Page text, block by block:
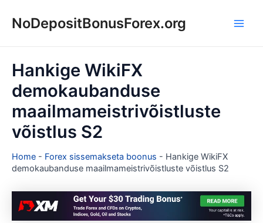
NoDepositBonusForex.org
Hankige WikiFX
demokaubanduse
maailmameistrivõistluste
võistlus S2
Home - Forex sissemakseta boonus - Hankige WikiFX
demokaubanduse maailmameistrivõistluste võistlus S2